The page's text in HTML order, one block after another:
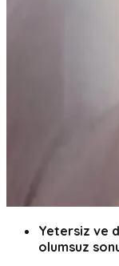
Yetersiz ve
olumsuz